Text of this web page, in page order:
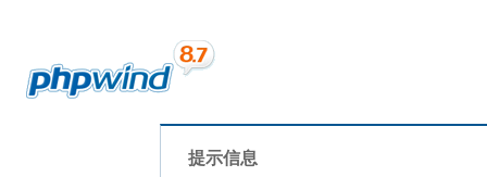
提示信息